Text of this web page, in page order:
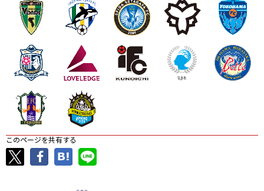
このページを共有する